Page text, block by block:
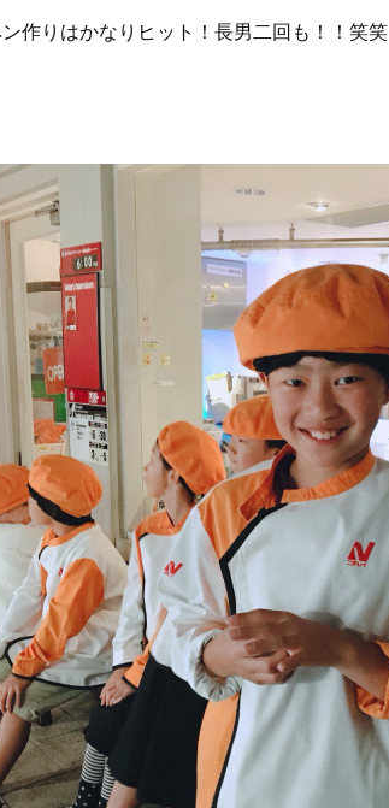
作りはかなりヒット！長男二回も！！笑笑